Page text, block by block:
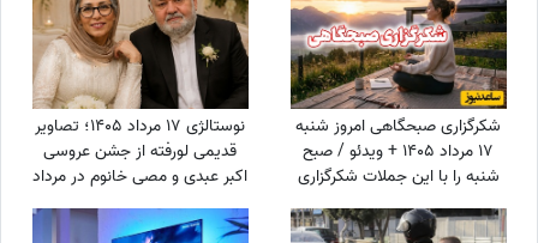
شکرگزاری صبحگاهی امروز شنبه
17 مرداد 1405 + ویدئو / صبح
شنبه را با این جملات شکرگزاری
آغاز کن؛ شاید امروز بهترین خبر
در انتظارت باشد
نوستالژی 17 مرداد 1405؛ تصاویر
قدیمی لورفته از جشن عروسی
اکبر عبدی و مصی خانوم در مرداد
1365